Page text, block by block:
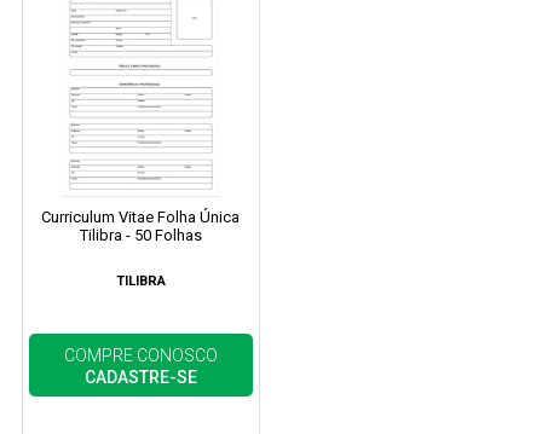
Curriculum Vitae Folha Única
Tilibra - 50 Folhas
TILIBRA
COMPRE CONOSCO
CADASTRE-SE